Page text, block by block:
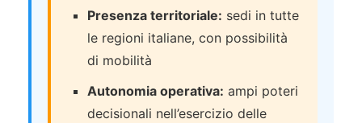
Presenza territoriale: sedi in tutte
le regioni italiane, con possibilità
di mobilità
Autonomia operativa: ampi poteri
decisionali nell’esercizio delle